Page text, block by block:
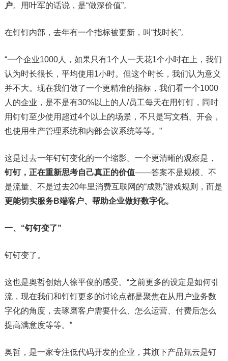
户。用叶军的话说，是“做深价值”。
在钉钉内部，去年有一个指标被更新，叫“找时长”。
“一个企业1000人，如果只有1个人一天花1个小时在上，我们
认为时长很长，平均使用1小时。但这个时长，我们认为意义
并不大。现在我们做了一个更精准的指标，我们看一个1000
人的企业，是不是有30%以上的人/员工每天在用钉钉，同时
用钉钉至少使用超过4个以上的场景，不只是写文档、开会，
也使用生产管理系统和内部会议系统等等。”
这是过去一年钉钉变化的一个缩影。一个更清晰的观察是，
钉钉，正在重新思考自己真正的价值——答案不是规模、不
是流量、不是过去20年里消费互联网的“成熟”游戏规则，而是
更能切实服务B端客户、帮助企业做好数字化。
一、 “钉钉变了”
钉钉变了。
这也是奥哲创始人徐平俊的感受。“之前更多的设定是如何引
流，现在我们和钉钉更多的讨论点都是聚焦在从用户业务数
字化的角度，去琢磨客户需要什么、怎么运营、付费后怎么
提高满意度等等。”
奥哲，是一家专注低代码开发的企业，其旗下产品氚云是钉